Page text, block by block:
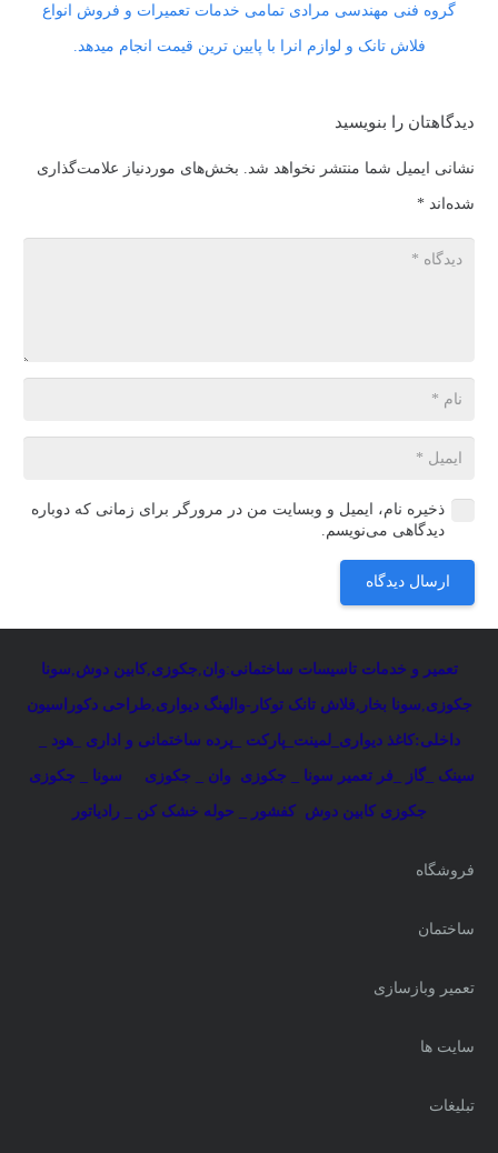
گروه فنی مهندسی مرادی تمامی خدمات تعمیرات و فروش انواع
فلاش تانک و لوازم انرا با پایین ترین قیمت انجام میدهد.
دیدگاهتان را بنویسید
نشانی ایمیل شما منتشر نخواهد شد. بخش‌های موردنیاز علامت‌گذاری
شده‌اند *
ذخیره نام، ایمیل و وبسایت من در مرورگر برای زمانی که دوباره
دیدگاهی می‌نویسم.
ارسال دیدگاه
تعمیر و خدمات تاسیسات ساختمانی:وان جکوزی ,کابین دوش سونا
جکوزی سونا بخار فلاش تانک توکار-والهنگ دیواری ,طراحی دکوراسیون
داخلی:کاغذ دیواری_لمینت_پارکت _پرده ساختمانی و اداری _هود _
سینک _گاز _فر تعمیر سونا _ جکوزی وان _ جکوزی سونا _ جکوزی
جکوزی کابین دوش کفشور _ حوله خشک کن _ رادیاتور
فروشگاه
ساختمان
تعمیر وبازسازی
سایت ها
تبلیغات